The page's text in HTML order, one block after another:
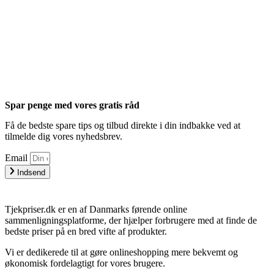
Spar penge med vores gratis råd
Få de bedste spare tips og tilbud direkte i din indbakke ved at
tilmelde dig vores nyhedsbrev.
Email
Indsend
Tjekpriser.dk er en af Danmarks førende online
sammenligningsplatforme, der hjælper forbrugere med at finde de
bedste priser på en bred vifte af produkter.
Vi er dedikerede til at gøre onlineshopping mere bekvemt og
økonomisk fordelagtigt for vores brugere.